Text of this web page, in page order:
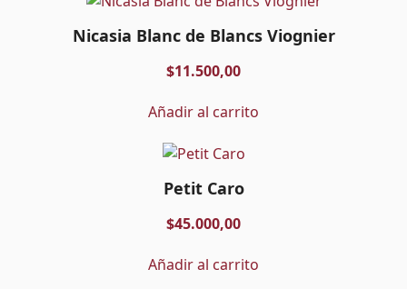
Nicasia Blanc de Blancs Viognier
$11.500,00
Añadir al carrito
Petit Caro
$45.000,00
Añadir al carrito